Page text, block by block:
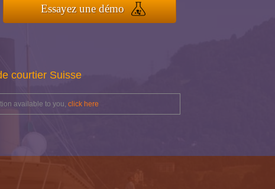
Essayez une démo
courtier Suisse
available to you, click here